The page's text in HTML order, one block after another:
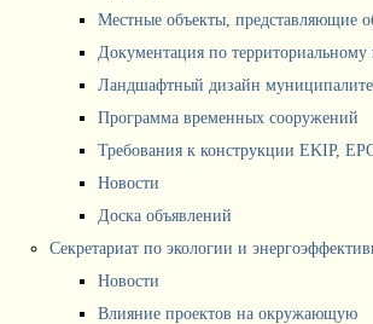
Местные объекты, представляющие
Документация по
Ландшафтный дизайн
Программа временных сооружений
Требования к конструкции EKIP,
Новости
Доска объявлений
Секретариат по экологии и
Новости
Влияние проектов на окружающую